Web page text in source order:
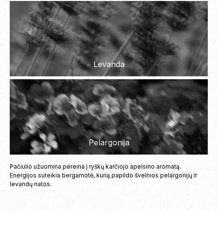
Levanda
Pelargonija
Pačiulio užuomina pereina į ryškų karčiojo apelsino aromatą.
Energijos suteikia bergamotė, kurią papildo švelnios pelargonijų ir
levandų natos.
Cinamonas
Tabakas